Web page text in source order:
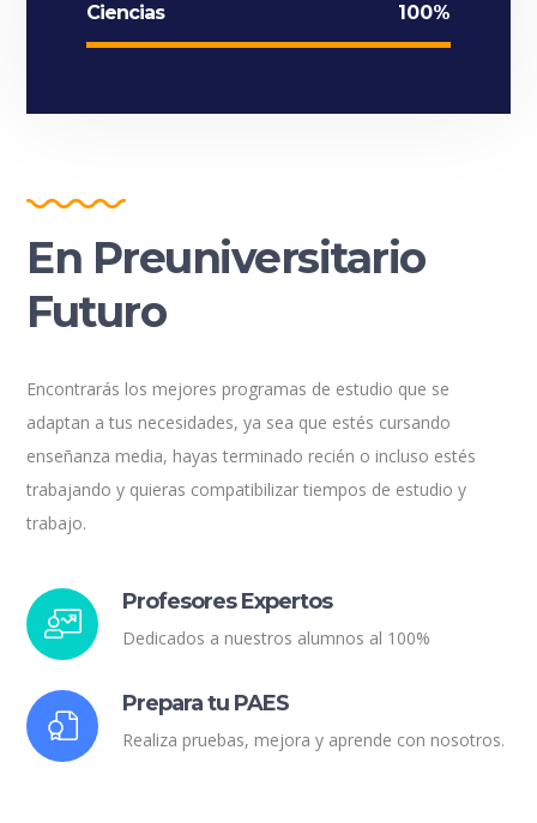
Ciencias 100%
En Preuniversitario
Futuro
Encontrarás los mejores programas de estudio que se
adaptan a tus necesidades, ya sea que estés cursando
enseñanza media, hayas terminado recién o incluso estés
trabajando y quieras compatibilizar tiempos de estudio y
trabajo.
Profesores Expertos
Dedicados a nuestros alumnos al 100%
Prepara tu PAES
Realiza pruebas, mejora y aprende con nosotros.